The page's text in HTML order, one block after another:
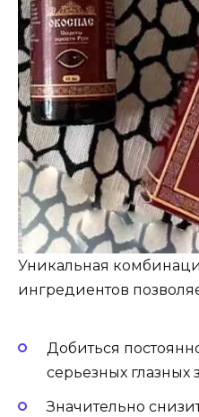
Уникальная
ингредиентов
Добиться
серьезных глазных
Значительно